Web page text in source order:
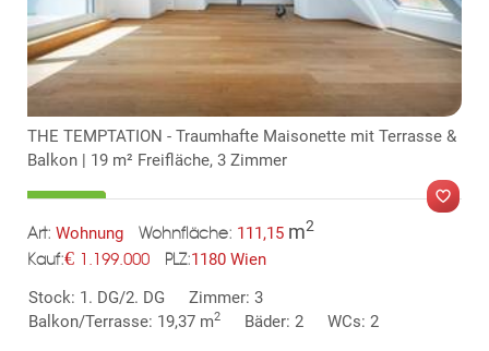
THE TEMPTATION - Traumhafte Maisonette mit Terrasse &
Balkon | 19 m² Freifläche, 3 Zimmer
Art: Wohnung Wohnfläche: 111,15 m2
Kauf:€ 1.199.000 PLZ:1180 Wien
Stock: 1. DG/2. DG
Zimmer: 3
Balkon/Terrasse: 19,37 m2 Bäder: 2 WCs: 2